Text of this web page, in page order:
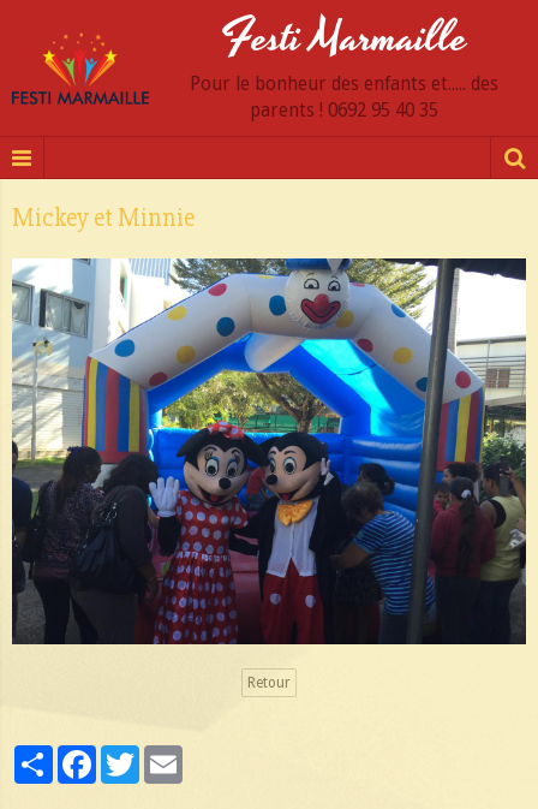
Festi Marmaille
Pour le bonheur des enfants et..... des
parents ! 0692 95 40 35
Mickey et Minnie
Retour
PartagerFacebookTwitter